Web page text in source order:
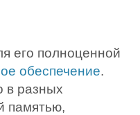
его полноценной
обеспечение.
в разных
памятью,